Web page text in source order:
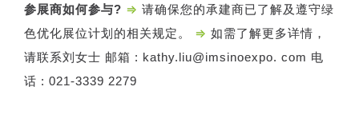
参展商如何参与? ⇒ 请确保您的承建商已了解及遵守绿
色优化展位计划的相关规定。 ⇒ 如需了解更多详情，
请联系刘女士 邮箱 : kathy.liu@imsinoexpo. com 电
话 : 021-3339 2279